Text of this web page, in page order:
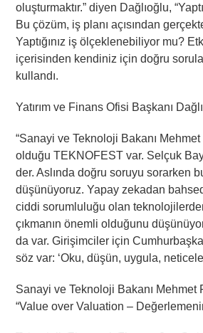
oluşturmaktır.” diyen Dağlıoğlu,
Bu çözüm, iş planı açısından
Yaptığınız iş ölçeklenebiliyor mu?
içerisinden kendiniz için doğru
kullandı.
Yatırım ve Finans Ofisi Başkanı
“Sanayi ve Teknoloji Bakanı
olduğu TEKNOFEST var. Selçuk
der. Aslında doğru soruyu sorarken
düşünüyoruz. Yapay zekadan
ciddi sorumluluğu olan
çıkmanın önemli olduğunu
da var. Girişimciler için
söz var: ‘Oku, düşün, uygula,
Sanayi ve Teknoloji Bakanı Mehmet
“Value over Valuation –